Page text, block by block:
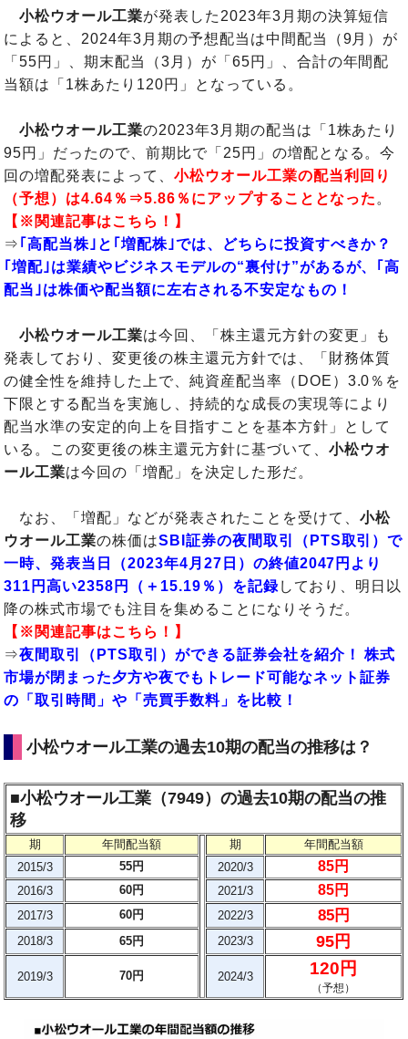
小松ウオール工業が発表した2023年3月期の決算短信
によると、2024年3月期の予想配当は中間配当（9月）が
「55円」、期末配当（3月）が「65円」、合計の年間配
当額は「1株あたり120円」となっている。
小松ウオール工業の2023年3月期の配当は「1株あたり
95円」だったので、前期比で「25円」の増配となる。今
回の増配発表によって、小松ウオール工業の配当利回り
（予想）は4.64％⇒5.86％にアップすることとなった 。
【※関連記事はこちら！】
⇒ ｢高配当株｣と｢増配株｣では、どちらに投資すべきか？
｢増配｣は業績やビジネスモデルの“裏付け”があるが、｢高
配当｣は株価や配当額に左右される不安定なもの！
小松ウオール工業は今回、「株主還元方針の変更」も
発表しており、変更後の株主還元方針では、「財務体質
の健全性を維持した上で、純資産配当率（DOE）3.0％を
下限とする配当を実施し、持続的な成長の実現等により
配当水準の安定的向上を目指すことを基本方針」として
いる。この変更後の株主還元方針に基づいて、 小松ウオ
ール工業は今回の「増配」を決定した形だ。
なお、「増配」などが発表されたことを受けて、 小松
ウオール工業の株価はSBI証券の夜間取引（PTS取引）で
一時、発表当日（2023年4月27日）の終値2047円より
311円高い2358円（＋15.19％）を記録しており、明日以
降の株式市場でも注目を集めることになりそうだ。
【※関連記事はこちら！】
⇒夜間取引（PTS取引）ができる証券会社を紹介！ 株式
市場が閉まった夕方や夜でもトレード可能なネット証券
の「取引時間」や「売買手数料」を比較！
小松ウオール工業の過去10期の配当の推移は？
■小松ウオール工業（7949）の過去10期の配当の推
移
期 年間配当額 期
年間配当額
2015/3
55円 2020/3 85円
2016/3 60円 2021/3 85円
2017/3 60円 2022/3 85円
2018/3 65円 2023/3 95円
2019/3 70円 2024/3 120円
（予想）